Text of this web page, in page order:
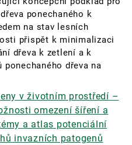
ponechaného k
na stav lesních
přispět k minimalizaci
dřeva k zetlení a k
dřeva na
v životním prostředí –
omezení šíření a
a atlas potenciální
invazních patogenů